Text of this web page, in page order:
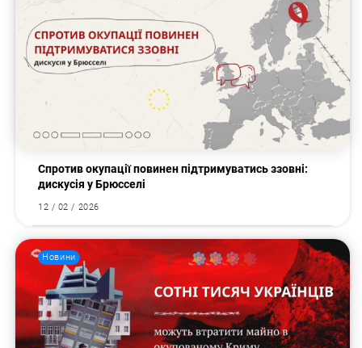
Спротив окупації повинен підтримуватись ззовні:
дискусія у Брюсселі
12 / 02 / 2026
Новини